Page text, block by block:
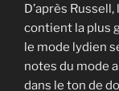
D’après Russell,
contient la plus
le mode lydien
notes du mode
dans le ton de